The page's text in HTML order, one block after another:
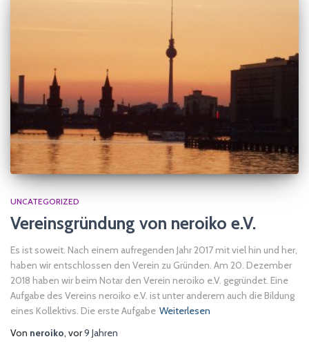
UNCATEGORIZED
Vereinsgründung von neroiko e.V.
Es ist soweit. Nach einem aufregenden Jahr 2017 mit viel hin und her,
haben wir entschlossen den Verein zu Gründen. Am 20. Dezember
2018 haben wir beim Notar den Verein neroiko e.V. gegründet. Eine
Aufgabe des Vereins neroiko e.V. ist unter anderem auch die Bildung
eines Kollektivs. Die erste Aufgabe Weiterlesen
Von neroiko, vor9 Jahren